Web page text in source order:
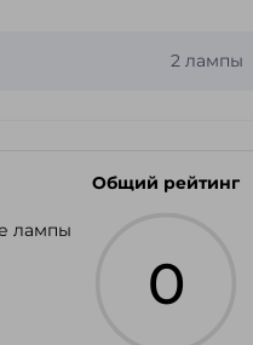
2 лампы
лампы
Общий рейтинг
0